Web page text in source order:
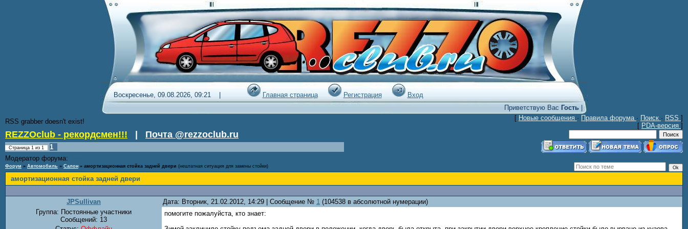
Воскресенье, 09.08.2026, 09:21 | Главная страница Регистрация
Вход
Приветствую Вас Гость|
RSS grabber doesn't exist!
[ Новые сообщения · Правила форума · Поиск · RSS ]
[ PDA-версия ]
REZZOclub - рекордсмен!!! Почта @rezzoclub.ru
Страница 1 из 1
1
Модератор форума:
Форум » Автомобиль » Салон » амортизационная стойка задней двери (нештатная ситуация для замены стойки)
амортизационная стойка задней двери
JPSullivan Дата: Вторник, 21.02.2012, 14:29 | Сообщение № 1 (104538 в абсолютной нумерации)
Группа: Постоянные участники
Сообщений: 13
помогите пожалуйста, кто знает: